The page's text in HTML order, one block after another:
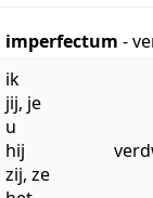
imperfectum -
ik
jij, je
u
hij
zij, ze